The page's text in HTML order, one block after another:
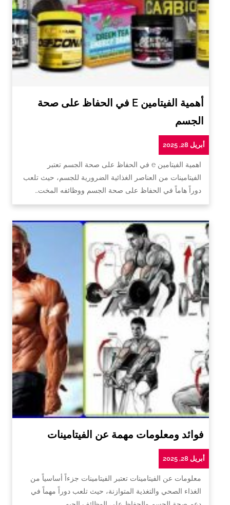
أهمية الفيتامين E في الحفاظ على صحة
الجسم
أبريل 28, 2025
اهمية الفيتامين e في الحفاظ على صحة الجسم تعتبر
الفيتامينات من العناصر الغذائية الضرورية للجسم، حيث تلعب
دوراً هاماً في الحفاظ على صحة الجسم ووظائفه المخت…
فوائد ومعلومات مهمة عن الفيتامينات
أبريل 28, 2025
معلومات عن الفيتامينات تعتبر الفيتامينات جزءاً أساسياً من
الغذاء الصحي والتغذية المتوازنة، حيث تلعب دوراً مهماً في